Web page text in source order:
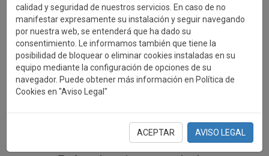
calidad y seguridad de nuestros servicios. En caso de no
manifestar expresamente su instalación y seguir navegando
por nuestra web, se entenderá que ha dado su
consentimiento. Le informamos también que tiene la
posibilidad de bloquear o eliminar cookies instaladas en su
equipo mediante la configuración de opciones de su
navegador. Puede obtener más información en Política de
Cookies en "Aviso Legal"
ACEPTAR AVISO LEGAL
TROFEOS DEPORTIVOS
FUTBOL AMERICANO
En esta sección encontrarás una gran variedad de
trofeos deportivos. Define tu búsqueda mediante los
filtros por deporte, material y precio del trofeo.